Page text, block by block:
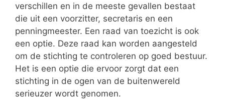
verschillen en in de meeste gevallen bestaat
die uit een voorzitter, secretaris en een
penningmeester. Een raad van toezicht is ook
een optie. Deze raad kan worden aangesteld
om de stichting te controleren op goed bestuur.
Het is een optie die ervoor zorgt dat een
stichting in de ogen van de buitenwereld
serieuzer wordt genomen.